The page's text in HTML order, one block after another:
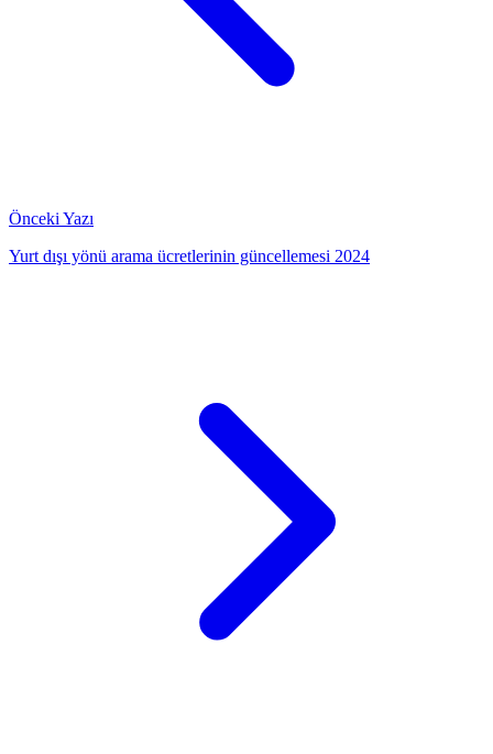
Önceki Yazı
Yurt dışı yönü arama ücretlerinin güncellemesi 2024